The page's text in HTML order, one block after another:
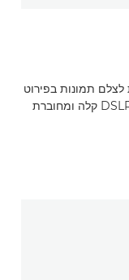
תמונות בפירוט
מדהים וסרטוני 4K מהממים, בעזרת מצלמת DSLR קלה ומחוברת